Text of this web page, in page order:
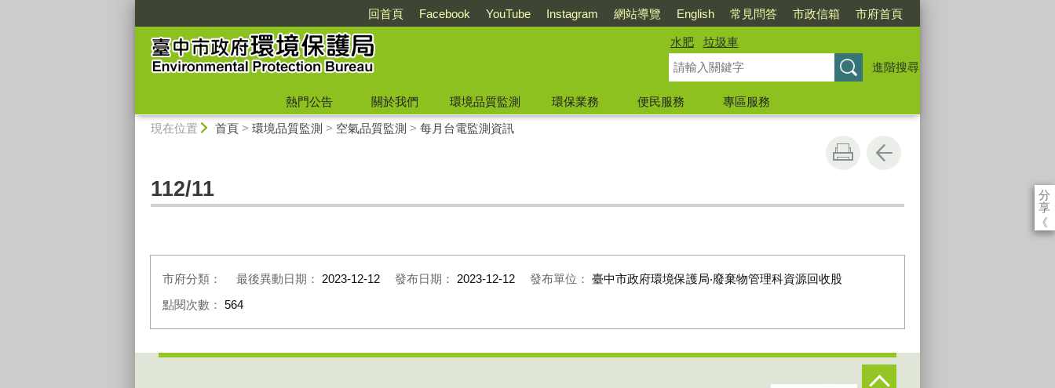
回首頁 Facebook YouTube Instagram 網站導覽 English 常見問答 市政信箱 市府首頁
水肥
垃圾車
進階搜尋
熱門公告 關於我們 環境品質監測 環保業務 便民服務
專區服務
現在位置 首頁> 環境品質監測 > 空氣品質監測 > 每月台電監測資訊
分
享
《
112/11
市府分類： 最後異動日期： 2023-12-12 發布日期： 2023-12-12 發布單位： 臺中市政府環境保護局‧廢棄物管理科資源回收股
點閱次數： 564